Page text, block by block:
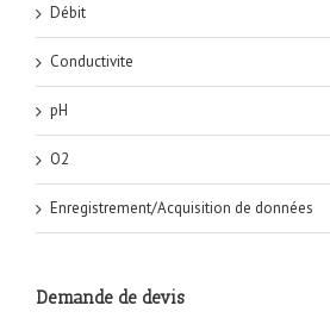
Débit
Conductivite
pH
O2
Enregistrement/Acquisition de données
Demande de devis